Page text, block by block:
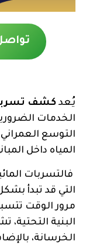
يُعد كشف
الخدمات
التوسع
المياه داخل
فالتسربات
التي قد تبدأ
مرور الوقت
البنية
الخرسانة،